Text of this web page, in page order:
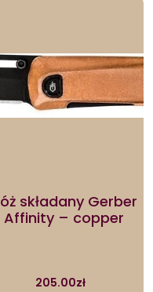
składany Gerber
Affinity – copper
205.00zł